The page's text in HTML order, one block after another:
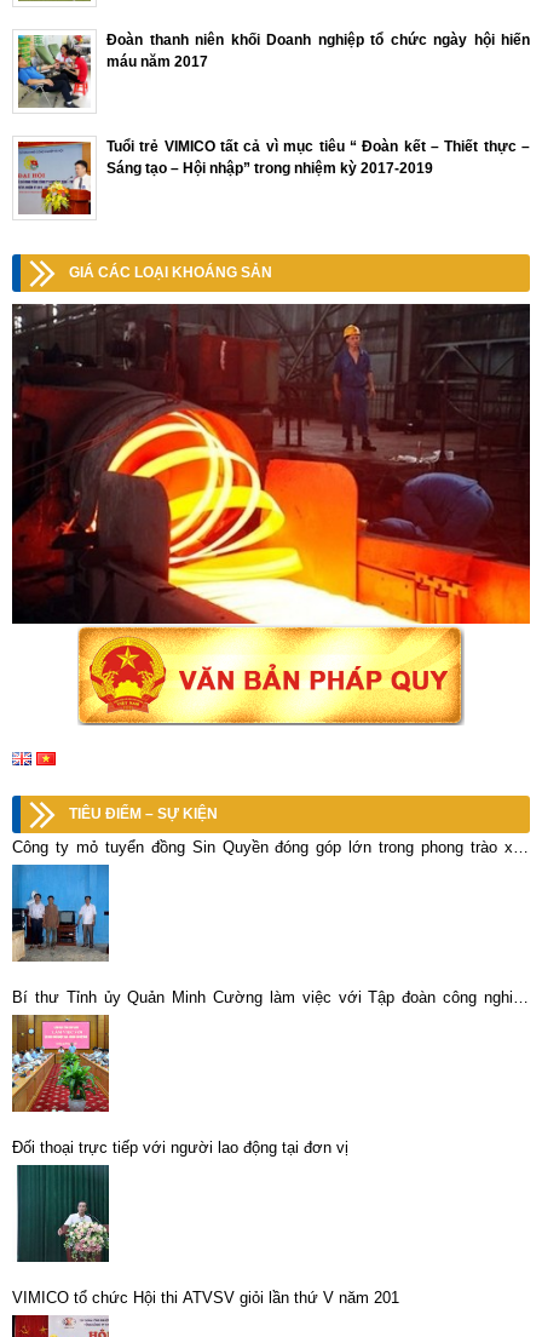
Đoàn thanh niên khối Doanh nghiệp tổ chức ngày hội hiến
máu năm 2017
Tuổi trẻ VIMICO tất cả vì mục tiêu “ Đoàn kết – Thiết thực –
Sáng tạo – Hội nhập” trong nhiệm kỳ 2017-2019
GIÁ CÁC LOẠI KHOÁNG SẢN
TIÊU ĐIỂM – SỰ KIỆN
Công ty mỏ tuyển đồng Sin Quyền đóng góp lớn trong phong trào xây
dựng nông thôn mới tại địa phương
Bí thư Tỉnh ủy Quản Minh Cường làm việc với Tập đoàn công nghiệp
Than – Khoáng sản Việt Nam
Đối thoại trực tiếp với người lao động tại đơn vị
VIMICO tổ chức Hội thi ATVSV giỏi lần thứ V năm 201